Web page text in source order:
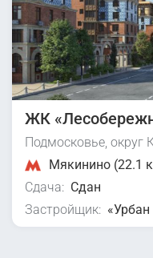
ЖК
Подмосковье, округ
Мякинино (22.1
Сдача: Сдан
Застройщик: «Урбан